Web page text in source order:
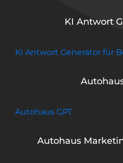
KI Antwort
KI Antwort Generator für
Autohaus GPT
Autohaus